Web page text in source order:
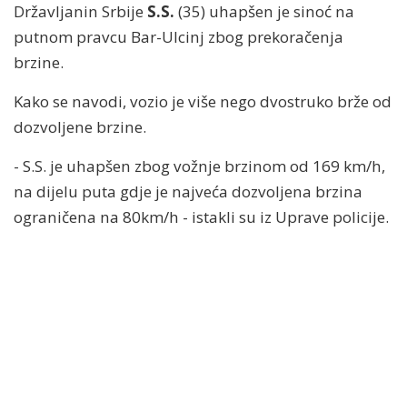
Državljanin Srbije S.S. (35) uhapšen je sinoć na
putnom pravcu Bar-Ulcinj zbog prekoračenja
brzine.
Kako se navodi, vozio je više nego dvostruko brže od
dozvoljene brzine.
- S.S. je uhapšen zbog vožnje brzinom od 169 km/h,
na dijelu puta gdje je najveća dozvoljena brzina
ograničena na 80km/h - istakli su iz Uprave policije.